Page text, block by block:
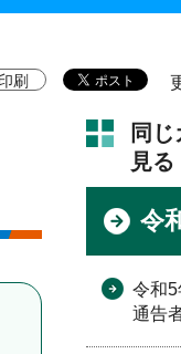
印刷
同
見る
令
令和5
通告